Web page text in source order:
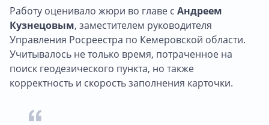
Работу оценивало жюри во главе с Андреем
Кузнецовым, заместителем руководителя
Управления Росреестра по Кемеровской области.
Учитывалось не только время, потраченное на
поиск геодезического пункта, но также
корректность и скорость заполнения карточки.